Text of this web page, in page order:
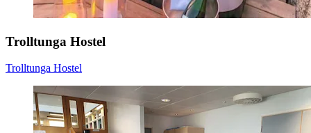
Trolltunga Hostel
Trolltunga Hostel